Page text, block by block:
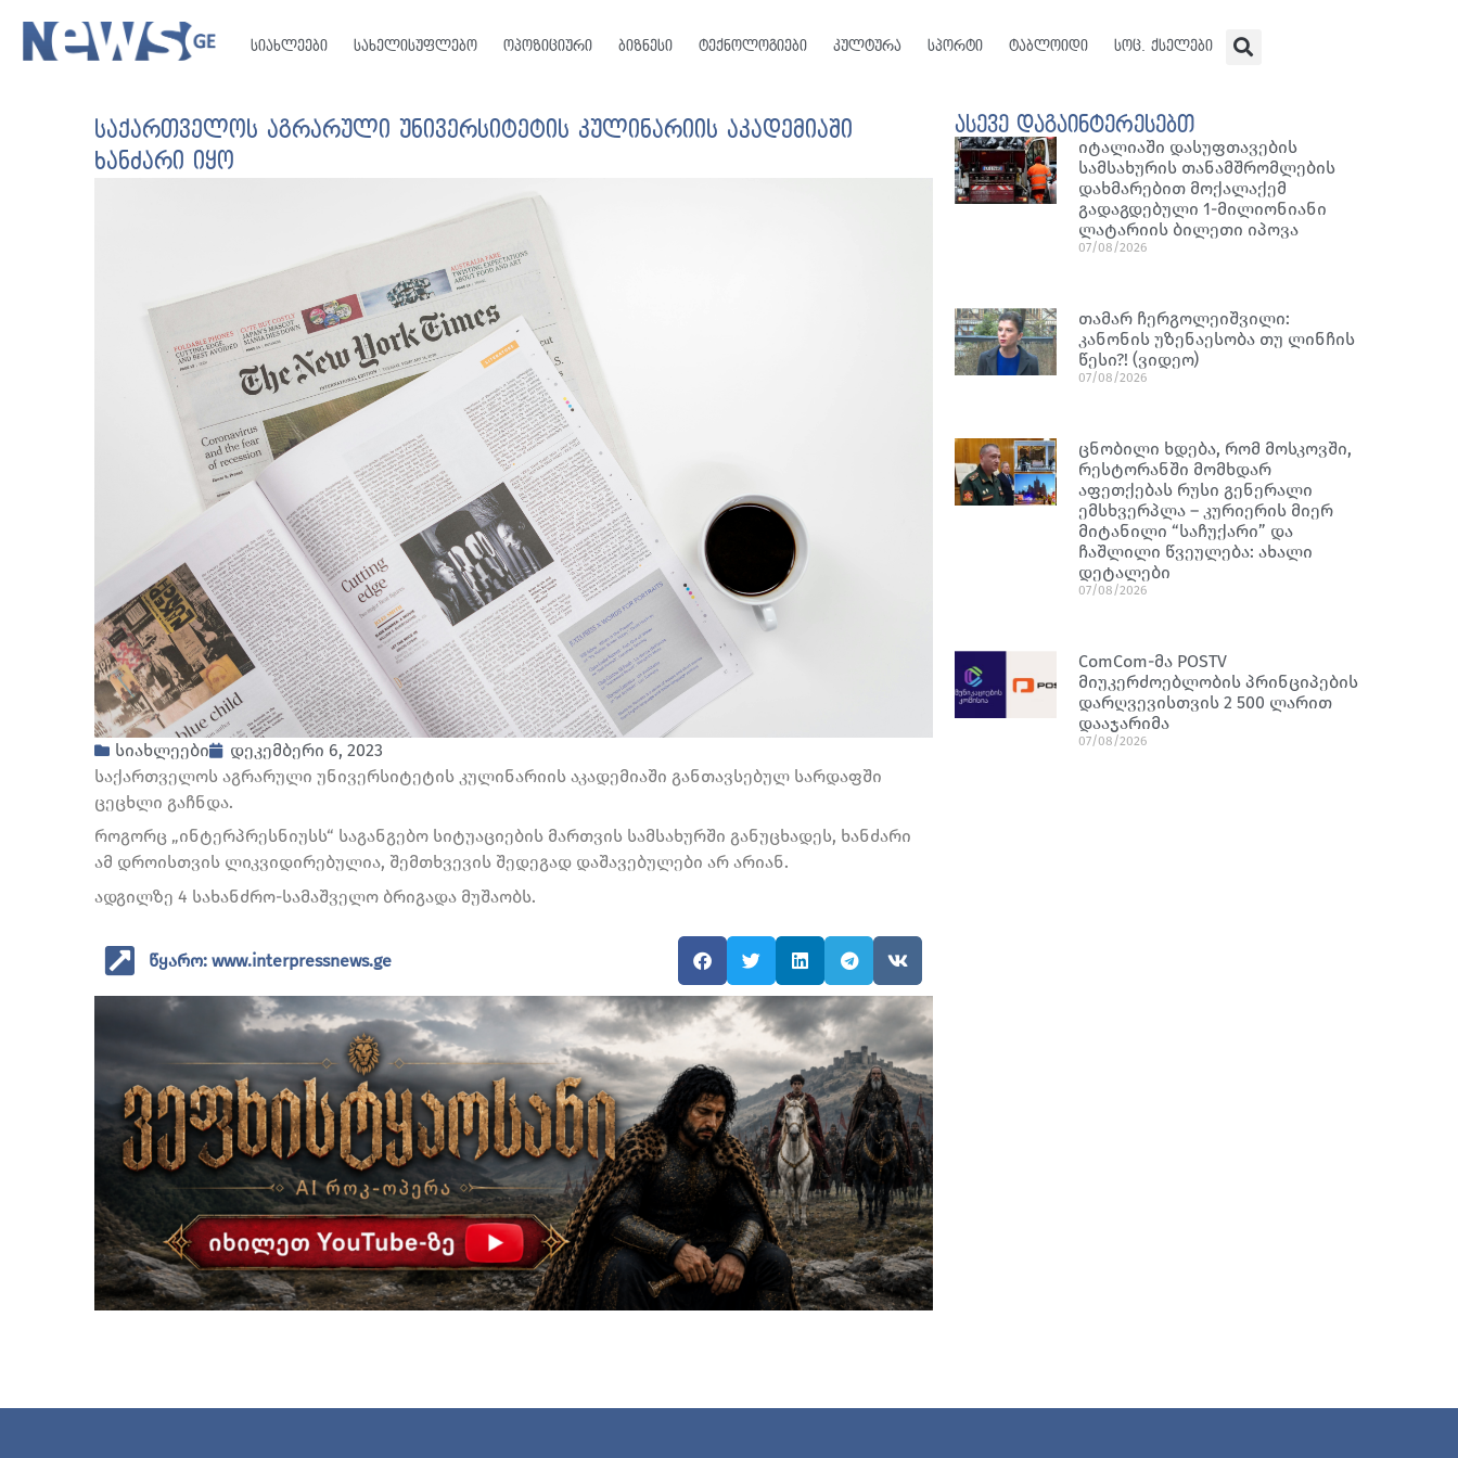
სიახლეები სახელისუფლებო ოპოზიციური ბიზნესი ტექნოლოგიები კულტურა სპორტი ტაბლოიდი სოც. ქსელები
საქართველოს აგრარული უნივერსიტეტის კულინარიის აკადემიაში
ხანძარი იყო
სიახლეები
დეკემბერი 6, 2023
საქართველოს აგრარული უნივერსიტეტის კულინარიის აკადემიაში განთავსებულ სარდაფში
ცეცხლი გაჩნდა.
როგორც „ინტერპრესნიუსს“ საგანგებო სიტუაციების მართვის სამსახურში განუცხადეს, ხანძარი
ამ დროისთვის ლიკვიდირებულია, შემთხვევის შედეგად დაშავებულები არ არიან.
ადგილზე 4 სახანძრო-სამაშველო ბრიგადა მუშაობს.
წყარო: www.interpressnews.ge
ასევე დაგაინტერესებთ
იტალიაში დასუფთავების
სამსახურის თანამშრომლების
დახმარებით მოქალაქემ
გადაგდებული 1-მილიონიანი
ლატარიის ბილეთი იპოვა
07/08/2026
თამარ ჩერგოლეიშვილი:
კანონის უზენაესობა თუ ლინჩის
წესი?! (ვიდეო)
07/08/2026
ცნობილი ხდება, რომ მოსკოვში,
რესტორანში მომხდარ
აფეთქებას რუსი გენერალი
ემსხვერპლა – კურიერის მიერ
მიტანილი “საჩუქარი” და
ჩაშლილი წვეულება: ახალი
დეტალები
07/08/2026
ComCom-მა POSTV
მიუკერძოებლობის პრინციპების
დარღვევისთვის 2 500 ლარით
დააჯარიმა
07/08/2026